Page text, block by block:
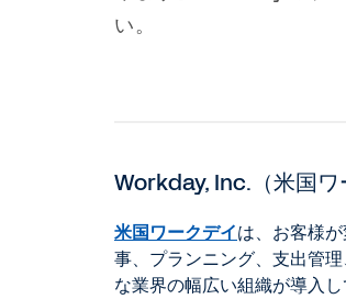
い。
Workday, Inc.（米国
米国ワークデイは、お客様
事、プランニング、支出管
な業界の幅広い組織が導入